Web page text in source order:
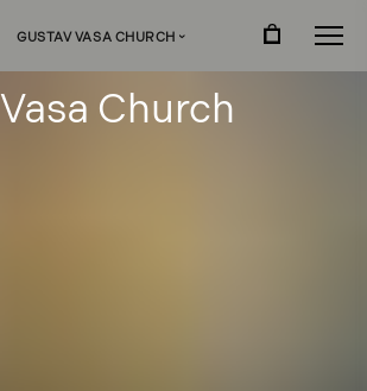
GUSTAV VASA CHURCH ›
Vasa Church